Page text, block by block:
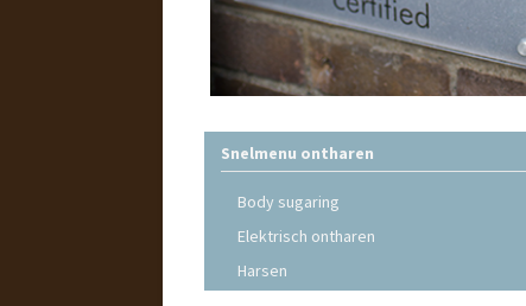
Snelmenu ontharen
Body sugaring
Elektrisch ontharen
Harsen